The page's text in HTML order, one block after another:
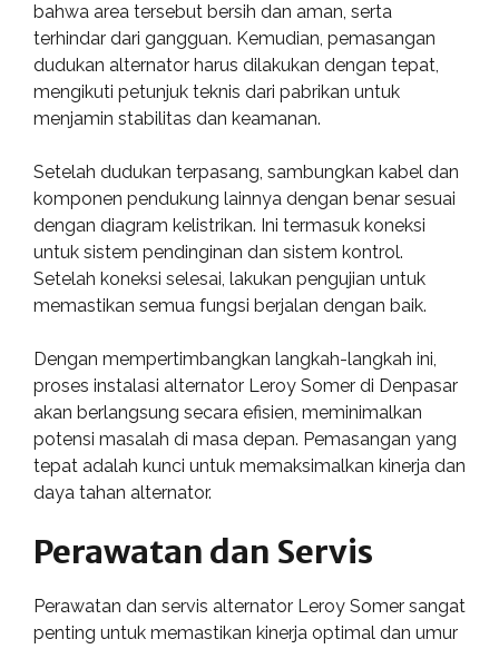
bahwa area tersebut bersih dan aman, serta
terhindar dari gangguan. Kemudian, pemasangan
dudukan alternator harus dilakukan dengan tepat,
mengikuti petunjuk teknis dari pabrikan untuk
menjamin stabilitas dan keamanan.
Setelah dudukan terpasang, sambungkan kabel dan
komponen pendukung lainnya dengan benar sesuai
dengan diagram kelistrikan. Ini termasuk koneksi
untuk sistem pendinginan dan sistem kontrol.
Setelah koneksi selesai, lakukan pengujian untuk
memastikan semua fungsi berjalan dengan baik.
Dengan mempertimbangkan langkah-langkah ini,
proses instalasi alternator Leroy Somer di Denpasar
akan berlangsung secara efisien, meminimalkan
potensi masalah di masa depan. Pemasangan yang
tepat adalah kunci untuk memaksimalkan kinerja dan
daya tahan alternator.
Perawatan dan Servis
Perawatan dan servis alternator Leroy Somer sangat
penting untuk memastikan kinerja optimal dan umur